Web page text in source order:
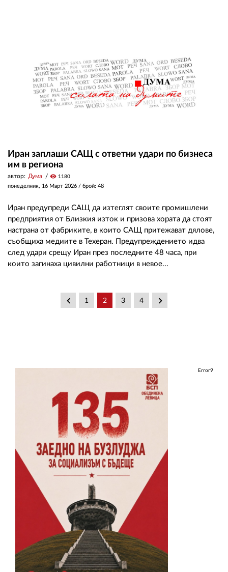
Иран заплаши САЩ с ответни удари по бизнеса
им в региона
автор: Дума visibility 1180
понеделник, 16 Март 2026 / брой: 48
Иран предупреди САЩ да изтеглят своите промишлени
предприятия от Близкия изток и призова хората да стоят
настрана от фабриките, в които САЩ притежават дялове,
съобщиха медиите в Техеран. Предупреждението идва
след удари срещу Иран през последните 48 часа, при
които загинаха цивилни работници в невое...
keyboard_arrow_left 1 2 3 4 keyboard_arrow_right
Error9